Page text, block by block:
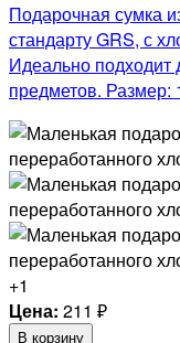
Подарочная сумка
стандарту GRS, с
Идеально подходит
предметов. Размер:
+1
Цена: 211 ₽
В корзину